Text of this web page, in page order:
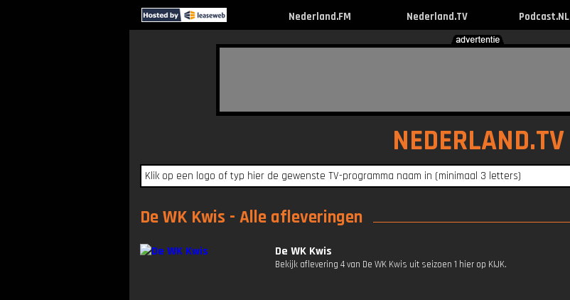
Nederland.FM Nederland.TV Podcast.NL
NEDERLAND.TV
De WK Kwis - Alle afleveringen
De WK Kwis
Bekijk aflevering 4 van De WK Kwis uit seizoen 1 hier op KIJK.